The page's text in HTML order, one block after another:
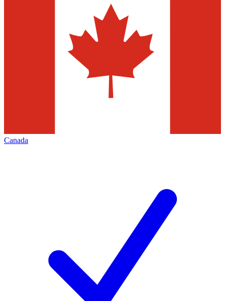
Canada